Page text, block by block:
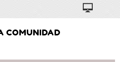
COMUNIDAD